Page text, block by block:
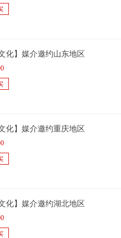
化】媒介邀约山东地区
化】媒介邀约重庆地区
化】媒介邀约湖北地区